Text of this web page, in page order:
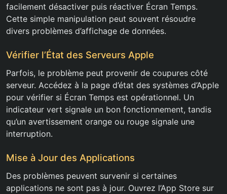
facilement désactiver puis réactiver Écran Temps.
Cette simple manipulation peut souvent résoudre
divers problèmes d’affichage de données.
Vérifier l’État des Serveurs Apple
Parfois, le problème peut provenir de coupures côté
serveur. Accédez à la page d’état des systèmes d’Apple
pour vérifier si Écran Temps est opérationnel. Un
indicateur vert signale un bon fonctionnement, tandis
qu’un avertissement orange ou rouge signale une
interruption.
Mise à Jour des Applications
Des problèmes peuvent survenir si certaines
applications ne sont pas à jour. Ouvrez l’App Store sur